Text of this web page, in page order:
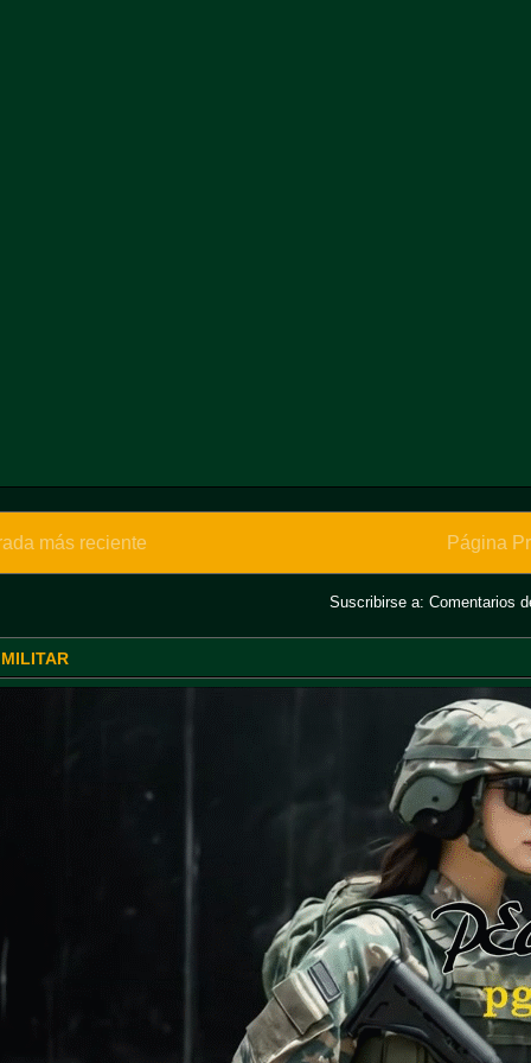
más reciente Página
Suscribirse a: Comentarios